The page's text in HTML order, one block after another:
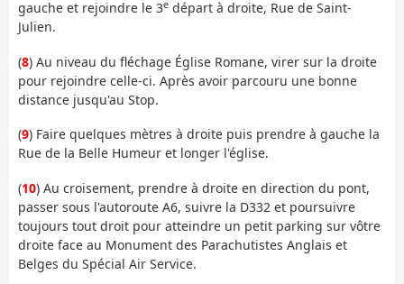
gauche et rejoindre le 3e départ à droite, Rue de Saint-
Julien.
(8) Au niveau du fléchage Église Romane, virer sur la droite
pour rejoindre celle-ci. Après avoir parcouru une bonne
distance jusqu'au Stop.
(9) Faire quelques mètres à droite puis prendre à gauche la
Rue de la Belle Humeur et longer l'église.
(10) Au croisement, prendre à droite en direction du pont,
passer sous l'autoroute A6, suivre la D332 et poursuivre
toujours tout droit pour atteindre un petit parking sur vôtre
droite face au Monument des Parachutistes Anglais et
Belges du Spécial Air Service.